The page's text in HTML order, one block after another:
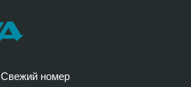
Свежий номер